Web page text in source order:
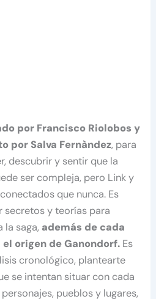
por Francisco Riolobos y
por Salva Fernàndez, para
descubrir y sentir que la
ser compleja, pero Link y
que nunca. Es
y teorías para
la saga, además de cada
origen de Ganondorf. Es
cronológico, plantearte
se intentan situar con cada
pueblos y lugares,